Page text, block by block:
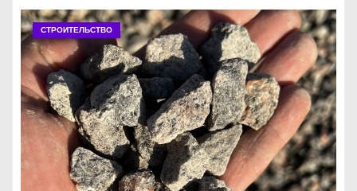
СТРОИТЕЛЬСТВО